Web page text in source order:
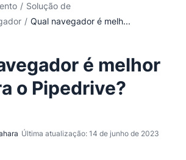
/ Solução de
/ Qual navegador é melh...
é melhor
o Pipedrive?
Última atualização: 14 de junho de 2023